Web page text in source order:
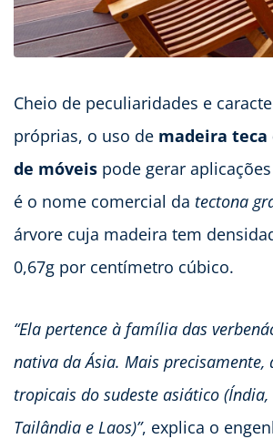
Cheio de peculiaridades e
próprias, o uso de madeira
de móveis pode gerar
é o nome comercial da tectona
árvore cuja madeira tem
0,67g por centímetro cúbico.
“Ela pertence à família das
nativa da Ásia. Mais precisamente,
tropicais do sudeste asiático
Tailândia e Laos)”, explica o